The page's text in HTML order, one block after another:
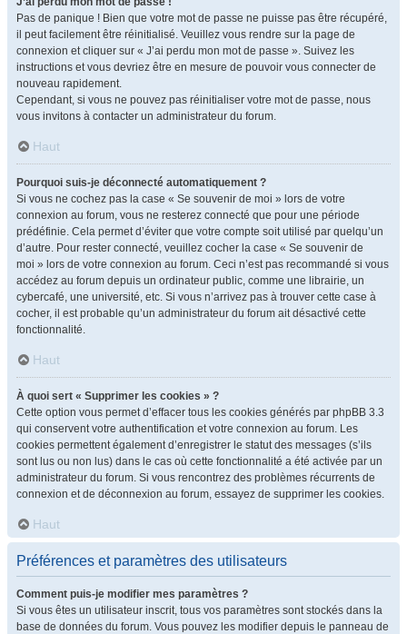
Pas de panique ! Bien que votre mot de passe ne puisse pas être récupéré,
il peut facilement être réinitialisé. Veuillez vous rendre sur la page de
connexion et cliquer sur « J’ai perdu mon mot de passe ». Suivez les
instructions et vous devriez être en mesure de pouvoir vous connecter de
nouveau rapidement.
Cependant, si vous ne pouvez pas réinitialiser votre mot de passe, nous
vous invitons à contacter un administrateur du forum.
Haut
Pourquoi suis-je déconnecté automatiquement ?
Si vous ne cochez pas la case « Se souvenir de moi » lors de votre
connexion au forum, vous ne resterez connecté que pour une période
prédéfinie. Cela permet d’éviter que votre compte soit utilisé par quelqu’un
d’autre. Pour rester connecté, veuillez cocher la case « Se souvenir de
moi » lors de votre connexion au forum. Ceci n’est pas recommandé si vous
accédez au forum depuis un ordinateur public, comme une librairie, un
cybercafé, une université, etc. Si vous n’arrivez pas à trouver cette case à
cocher, il est probable qu’un administrateur du forum ait désactivé cette
fonctionnalité.
Haut
À quoi sert « Supprimer les cookies » ?
Cette option vous permet d’effacer tous les cookies générés par phpBB 3.3
qui conservent votre authentification et votre connexion au forum. Les
cookies permettent également d’enregistrer le statut des messages (s’ils
sont lus ou non lus) dans le cas où cette fonctionnalité a été activée par un
administrateur du forum. Si vous rencontrez des problèmes récurrents de
connexion et de déconnexion au forum, essayez de supprimer les cookies.
Haut
Préférences et paramètres des utilisateurs
Comment puis-je modifier mes paramètres ?
Si vous êtes un utilisateur inscrit, tous vos paramètres sont stockés dans la
base de données du forum. Vous pouvez les modifier depuis le panneau de